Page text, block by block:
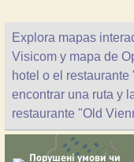
Explora mapas
Visicom y mapa de
hotel o el
encontrar una ruta y
restaurante "Old